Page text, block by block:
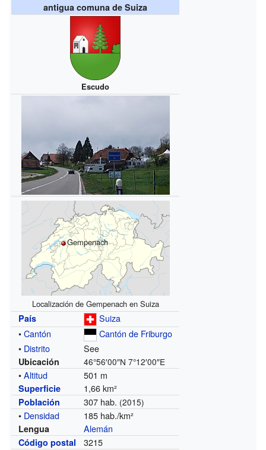
antigua comuna de Suiza
Escudo
Gempenach
Localización de Gempenach en Suiza
País
Suiza
•Cantón
Cantón de Friburgo
• Distrito See
Ubicación 46°56′00″N 7°12′00″E
•Altitud 501 m
Superficie 1,66 km²
Población 307 hab. (2015)
• Densidad 185 hab./km²
Lengua Alemán
Código postal 3215